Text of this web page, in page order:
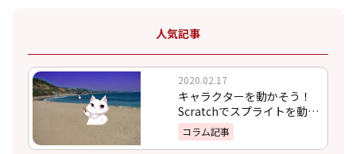
人気記事
2020.02.17
キャラクターを動かそう！
Scratchでスプライトを動か
す方法
コラム記事